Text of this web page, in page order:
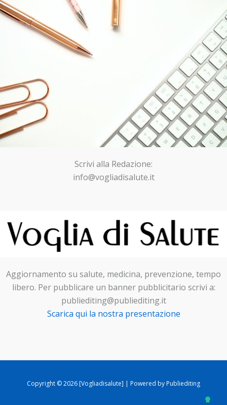
Scrivi alla Redazione:
info@vogliadisalute.it
Aggiornamento su salute, medicina, prevenzione, tempo
libero. Per pubblicare un banner pubblicitario scrivi a:
publiediting@publiediting.it
Scarica qui la nostra presentazione
Copyright © 2026 [Vogliadisalute] | Powered by Publiediting